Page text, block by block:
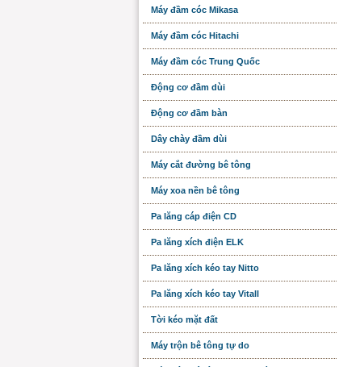
Máy đầm cóc Mikasa
Máy đầm cóc Hitachi
Máy đầm cóc Trung Quốc
Động cơ đầm dùi
Động cơ đầm bàn
Dây chày đầm dùi
Máy cắt đường bê tông
Máy xoa nền bê tông
Pa lăng cáp điện CD
Pa lăng xích điện ELK
Pa lăng xích kéo tay Nitto
Pa lăng xích kéo tay Vitall
Tời kéo mặt đất
Máy trộn bê tông tự do